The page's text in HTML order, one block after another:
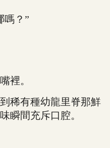
？”
裡。
有種幼龍里脊那鮮
瞬間充斥口腔。